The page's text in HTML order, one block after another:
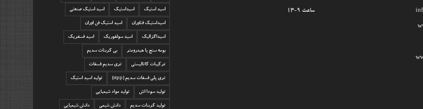
ساعت 9-13 اسید استیک اسیداستیک اسید استیک صنعتی
اسیداستیک فناوران اسید استیک فن اوران
اسیداگزالیک اسید سولفوریک اسید فسفریک
بومه سنج یا هیدرومتر بی کربنات سدیم
ترکیبات کاتالیستی تری سدیم فسفات
تری پلی فسفات سدیم (stpp) تولید اسید استیک
تولید سودا اش تولید مواد شیمیایی
تولید کربنات سدیم دانش شیمی دانش شیمیایی